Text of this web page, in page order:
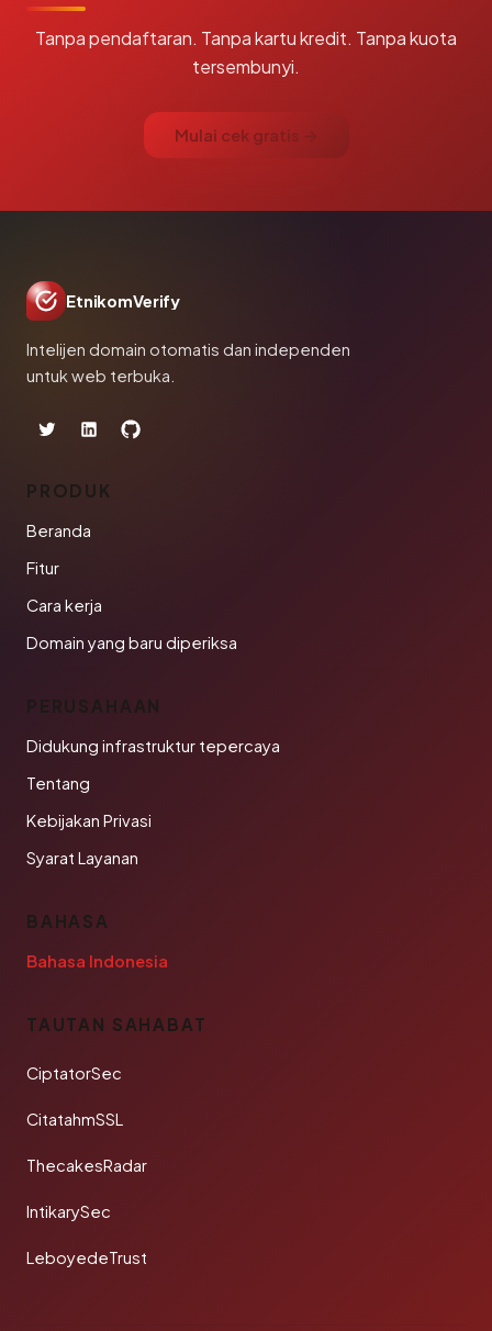
Tanpa pendaftaran. Tanpa kartu kredit. Tanpa kuota
tersembunyi.
Mulai cek gratis →
EtnikomVerify
Intelijen domain otomatis dan independen
untuk web terbuka.
PRODUK
Beranda
Fitur
Cara kerja
Domain yang baru diperiksa
PERUSAHAAN
Didukung infrastruktur tepercaya
Tentang
Kebijakan Privasi
Syarat Layanan
BAHASA
Bahasa Indonesia
TAUTAN SAHABAT
CiptatorSec
CitatahmSSL
ThecakesRadar
IntikarySec
LeboyedeTrust